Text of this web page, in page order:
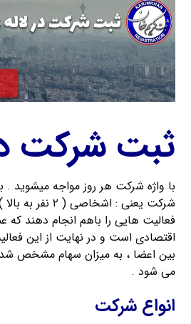
ثبت شرکت در
با واژه شرکت هر روز مواجه میشوید
شرکت یعنی :
فعالیت هایی را باهم انجام دهند که
اقتصادی است و در نهایت از این
بین اعضا ، به میزان سهام مشخص
می شود .
انواع شرکت